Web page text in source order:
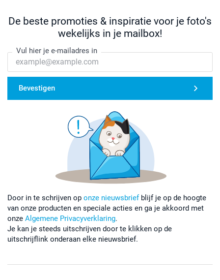
De beste promoties & inspiratie voor je foto's
wekelijks in je mailbox!
Vul hier je e-mailadres in
Bevestigen
Door in te schrijven op onze nieuwsbriefblijf je op de hoogte
van onze producten en speciale acties en ga je akkoord met
onze Algemene Privacyverklaring.
Je kan je steeds uitschrijven door te klikken op de
uitschrijflink onderaan elke nieuwsbrief.